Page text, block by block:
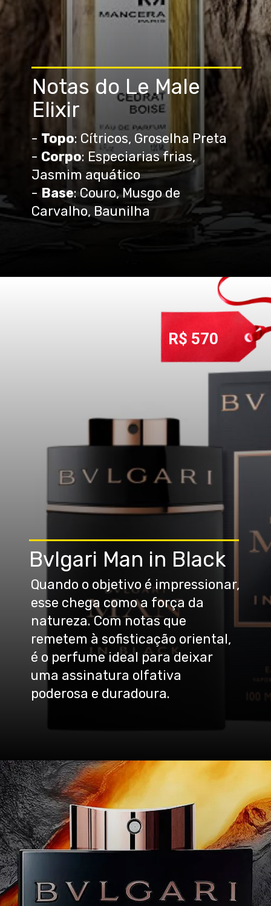
- Topo: Cítricos, Groselha Preta
- Corpo: Especiarias frias,
Jasmim aquático
- Base: Couro, Musgo de
Carvalho, Baunilha
Notas do Le Male
Elixir
Quando o objetivo é impressionar,
esse chega como a força da
natureza. Com notas que
remetem à sofisticação oriental,
é o perfume ideal para deixar
uma assinatura olfativa
poderosa e duradoura.
Bvlgari Man in Black
R$ 570